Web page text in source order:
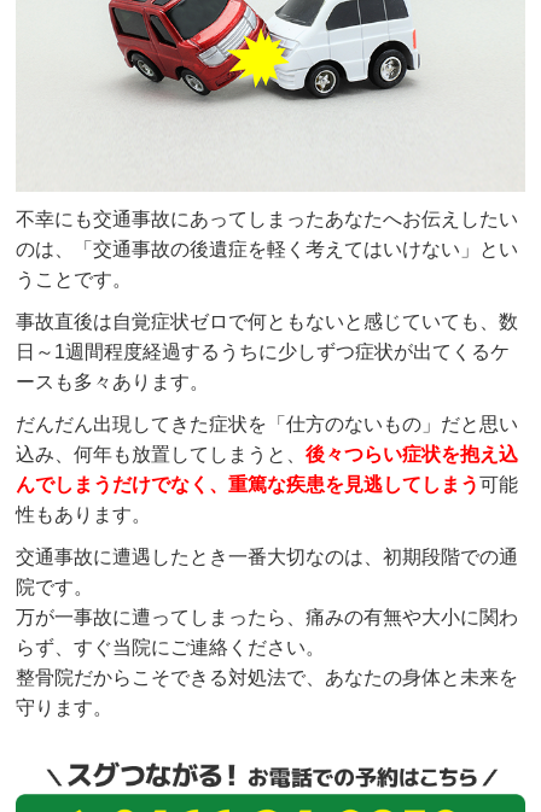
不幸にも交通事故にあってしまったあなたへお伝えしたい
のは、「交通事故の後遺症を軽く考えてはいけない」とい
うことです。
事故直後は自覚症状ゼロで何ともないと感じていても、数
日～1週間程度経過するうちに少しずつ症状が出てくるケ
ースも多々あります。
だんだん出現してきた症状を「仕方のないもの」だと思い
込み、何年も放置してしまうと、後々つらい症状を抱え込
んでしまうだけでなく、重篤な疾患を見逃してしまう可能
性もあります。
交通事故に遭遇したとき一番大切なのは、初期段階での通
院です。
万が一事故に遭ってしまったら、痛みの有無や大小に関わ
らず、すぐ当院にご連絡ください。
整骨院だからこそできる対処法で、あなたの身体と未来を
守ります。